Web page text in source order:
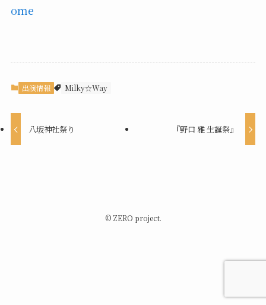
ome
出演情報 Milky☆Way
八坂神社祭り 『野口 雅 生誕祭』
©ZERO project.